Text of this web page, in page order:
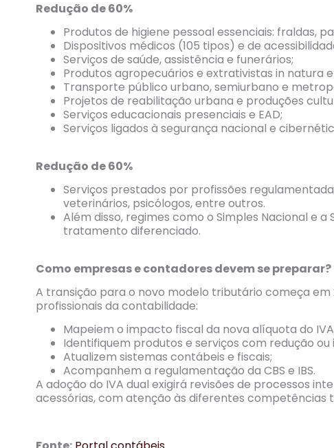
Redução de 60%
Produtos de higiene pessoal essenciais: fraldas,
Dispositivos médicos (105 tipos) e de
Serviços de saúde, assistência e funerários;
Produtos agropecuários e extrativistas in natura
Transporte público urbano, semiurbano e
Projetos de reabilitação urbana e produções
Serviços educacionais presenciais e EAD;
Serviços ligados à segurança nacional e
Redução de 60%
Serviços prestados por profissões
veterinários, psicólogos, entre outros.
Além disso, regimes como o Simples Nacional e
tratamento diferenciado.
Como empresas e contadores devem se preparar?
A transição para o novo modelo tributário começa em
profissionais da contabilidade:
Mapeiem o impacto fiscal da nova alíquota do
Identifiquem produtos e serviços com redução ou
Atualizem sistemas contábeis e fiscais;
Acompanhem a regulamentação da CBS e IBS.
A adoção do IVA dual exigirá revisões de processos
acessórias, com atenção às diferentes competências